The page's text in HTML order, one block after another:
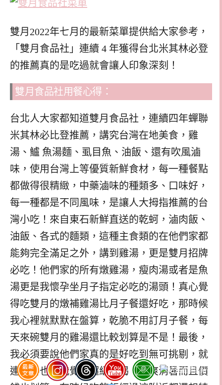
雙月2022年七月的最新菜單提供給大家參考，
「雙月食品社」連續 4 年獲得台北米其林必登
的推薦真的是吃過就會讓人印象深刻！
雙月食品社用餐心得：
台北人大家都知道雙月食品社，連續四年蟬聯
米其林必比登推薦，講究台灣在地美食，雞
湯、鱸 魚湯麵、虱目魚、油飯、還有吹風滷
味，使用台灣上等優質新鮮食材，每一種餐點
都做得很精緻，中藥滷味的種類多、口味好，
每一種都是不同風味，是讓人大拇指推薦的台
灣小吃！來自東石新鮮直送的乾蚵，滷肉飯、
油飯、各式的麵類，這種主食類的在他們家都
能夠完全滿足之外，講到雞湯，更是雙月招牌
必吃！他們家的所有燉雞湯，瘦肉湯或者是魚
湯更是我懷孕坐月子指定必吃的湯頭！真心覺
得吃雙月的燉補雞湯比月子餐還好吃，那時候
我心裡就默默在盤算，乾脆不用訂月子餐，每
天來碗雙月的雞湯還比較划算是不是！最後，
我必須要說他們家真的是好吃到無可挑剔，就
連飲料也讓我覺得超級好喝，清爽消暑而且價